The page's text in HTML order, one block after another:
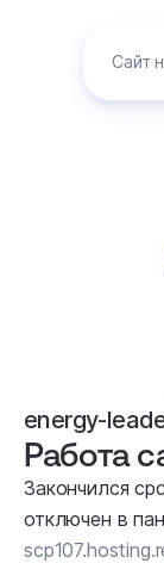
Сайт
energy-
Работа
Закончился
отключен в